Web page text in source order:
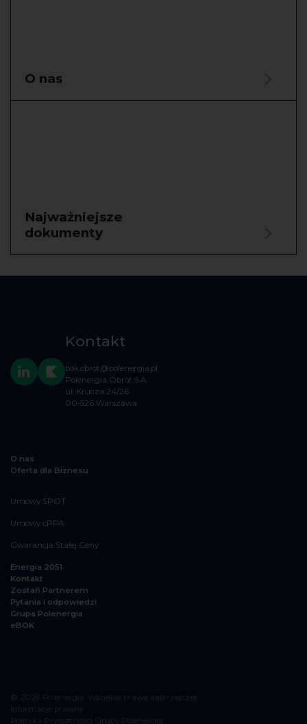
O nas
Najważniejsze
dokumenty
Kontakt
bok.obrot@polenergia.pl
Polenergia Obrót S.A.
ul. Krucza 24/26
00-526 Warszawa
O nas
Oferta dla Biznesu
Umowy SPOT
Umowy cPPA
Gwarancja Stałej Ceny
Energia 2051
Kontakt
Zostań Partnerem
Pytania i odpowiedzi
Grupa Polenergia
eBOK
© 2026 Polenergia. Wszelkie prawa zastrzeżone
Informacje prawne
Polityka Prywatności Grupy Polenergia